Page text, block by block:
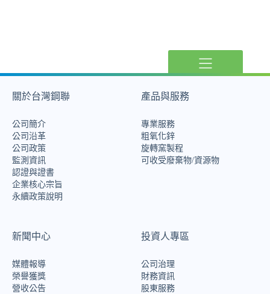
關於台灣鋼聯
公司簡介
公司沿革
公司政策
監測資訊
認證與證書
企業核心宗旨
永續政策說明
產品與服務
專業服務
粗氧化鋅
旋轉窯製程
可收受廢棄物/資源物
新聞中心
媒體報導
榮譽獲獎
營收公告
投資人專區
公司治理
財務資訊
股東服務